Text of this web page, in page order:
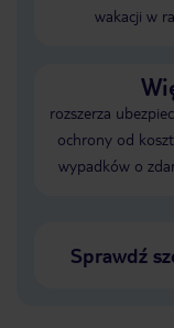
wakacji w
rozszerza
ochrony od
wypadków o
Sprawdź